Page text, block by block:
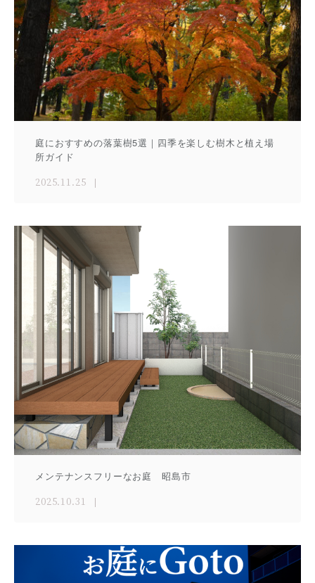
庭におすすめの落葉樹5選｜四季を楽しむ樹木と植え場
所ガイド
2025.11.25
メンテナンスフリーなお庭 昭島市
2025.10.31